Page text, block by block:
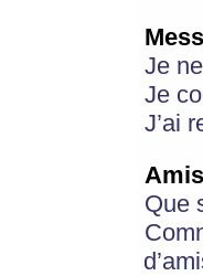
Je
Je
J’ai
Que